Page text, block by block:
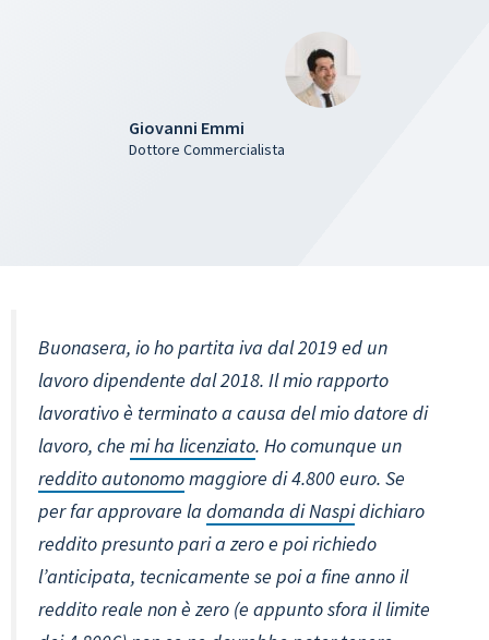
Giovanni Emmi
Dottore Commercialista
Buonasera, io ho partita iva dal 2019 ed un
lavoro dipendente dal 2018. Il mio rapporto
lavorativo è terminato a causa del mio datore di
lavoro, che mi ha licenziato. Ho comunque un
reddito autonomomaggiore di 4.800 euro. Se
per far approvare la domanda di Naspidichiaro
reddito presunto pari a zero e poi richiedo
l’anticipata, tecnicamente se poi a fine anno il
reddito reale non è zero (e appunto sfora il limite